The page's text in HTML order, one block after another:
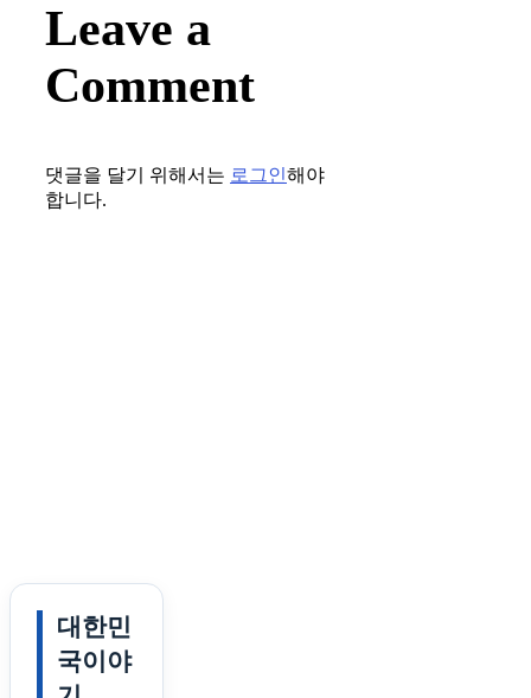
Leave a
Comment
댓글을 달기 위해서는 로그인해야
합니다.
대한민
국이야